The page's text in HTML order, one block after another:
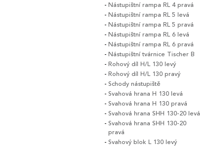
Nástupištní rampa RL 4 pravá
Nástupištní rampa RL 5 levá
Nástupištní rampa RL 5 pravá
Nástupištní rampa RL 6 levá
Nástupištní rampa RL 6 pravá
Nástupištní tvárnice Tischer B
Rohový díl H/L 130 levý
Rohový díl H/L 130 pravý
Schody nástupiště
Svahová hrana H 130 levá
Svahová hrana H 130 pravá
Svahová hrana SHH 130-20 levá
Svahová hrana SHH 130-20
pravá
Svahový blok L 130 levý